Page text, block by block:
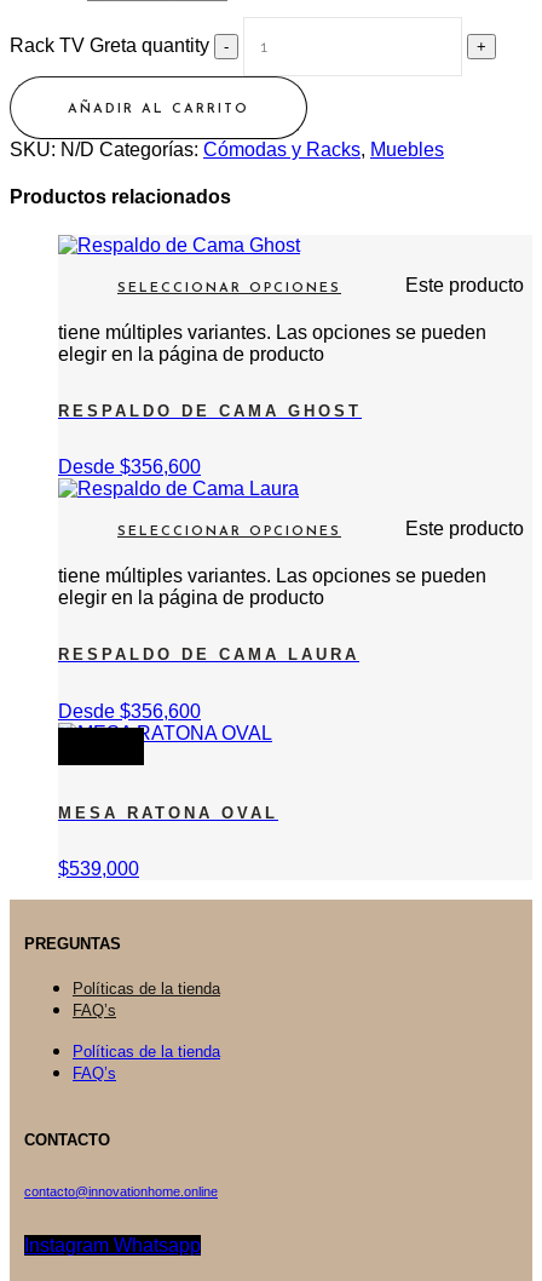
Rack TV Greta quantity
AÑADIR AL CARRITO
SKU: N/D Categorías: Cómodas y Racks, Muebles
Productos relacionados
SELECCIONAR OPCIONES Este producto
tiene múltiples variantes. Las opciones se pueden
elegir en la página de producto
RESPALDO DE CAMA GHOST
Desde $356,600
SELECCIONAR OPCIONES Este producto
tiene múltiples variantes. Las opciones se pueden
elegir en la página de producto
RESPALDO DE CAMA LAURA
Desde $356,600
MESA RATONA OVAL
$539,000
PREGUNTAS
Políticas de la tienda
FAQ’s
Políticas de la tienda
FAQ’s
CONTACTO
contacto@innovationhome.online
Instagram Whatsapp